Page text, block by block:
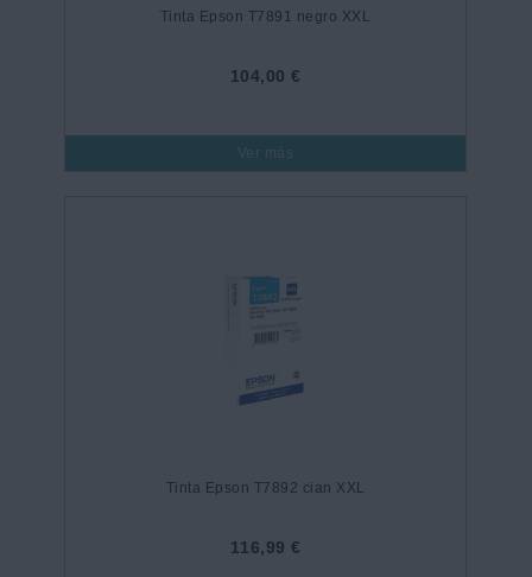
Tinta Epson T7891 negro XXL
104,00 €
Ver más
Tinta Epson T7892 cian XXL
116,99 €